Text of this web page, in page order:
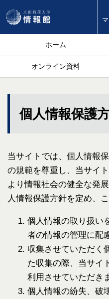
ホーム
オンライン資料
個人情報保護
当サイトでは、個人情報
の規範を尊重し、当サイ
より情報社会の健全な発
人情報保護方針を定め、
個人情報の取り扱い
者の情報の管理に配
収集させていただく
た収集の際、当サイ
利用させていただき
個人情報の紛失、破